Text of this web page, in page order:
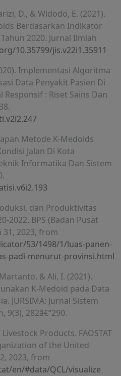
D., & Widodo, E. (2021).
Berdasarkan Indikator
2020. Jurnal Ilmiah
10.35799/jis.v22i1.35911
Implementasi Algoritma
Data Penyakit Pasien Di
Responsif : Riset Sains Dan
Metode K-Medoids
Jalan Di Kota
Informatika Dan Sistem
dan Produktivitas
2022. BPS (Badan Pusat
2023, from
53/1498/1/luas-panen-
padi-menurut-provinsi.html
& Ali, I. (2021).
K-Medoid pada Data
JURSIMA: Jurnal Sistem
9(3), 282â€“290.
Livestock Products. FAOSTAT
of the United
2023, from
en/#data/QCL/visualize